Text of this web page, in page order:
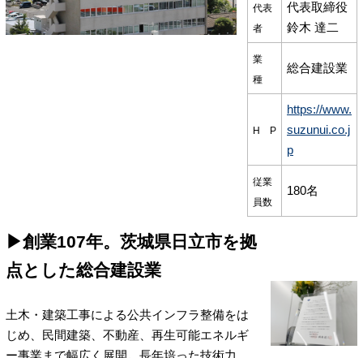
代表
者
代表取締役
鈴木 達二
業
種
総合建設業
H P
https://www.
suzunui.co.j
p
従業
員数
180名
▶創業107年。茨城県日立市を拠
点とした総合建設業
土木・建築工事による公共インフラ整備をは
じめ、民間建築、不動産、再生可能エネルギ
ー事業まで幅広く展開。長年培った技術力